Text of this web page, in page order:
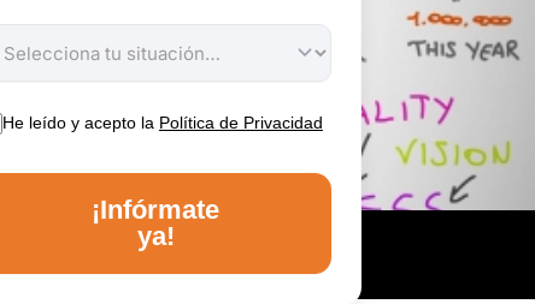
He leído y acepto la Política de Privacidad
¡Infórmate
ya!